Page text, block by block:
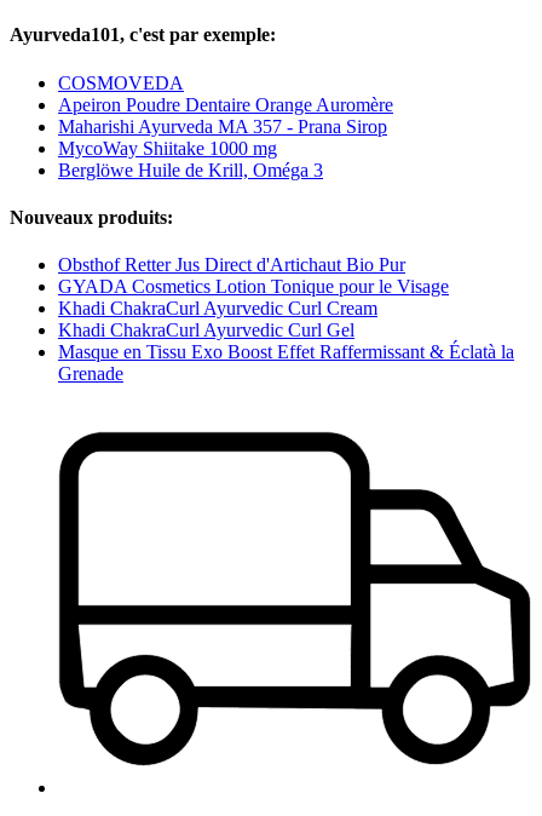
Ayurveda101, c'est par exemple:
COSMOVEDA
Apeiron Poudre Dentaire Orange Auromère
Maharishi Ayurveda MA 357 - Prana Sirop
MycoWay Shiitake 1000 mg
Berglöwe Huile de Krill, Oméga 3
Nouveaux produits:
Obsthof Retter Jus Direct d'Artichaut Bio Pur
GYADA Cosmetics Lotion Tonique pour le Visage
Khadi ChakraCurl Ayurvedic Curl Cream
Khadi ChakraCurl Ayurvedic Curl Gel
Masque en Tissu Exo Boost Effet Raffermissant & Éclatà la
Grenade